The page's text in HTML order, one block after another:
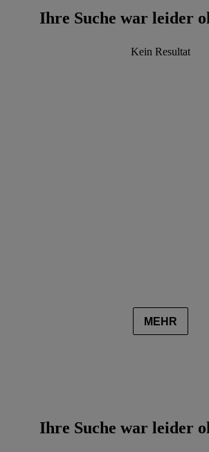
Ihre Suche war leider
Kein Resultat
MEHR
Ihre Suche war leider